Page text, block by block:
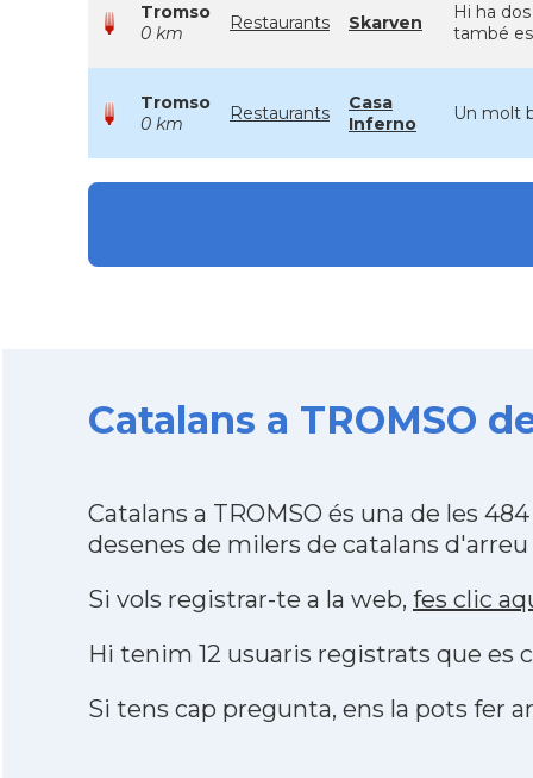
Tromso
0 km
Restaurants Skarven
Hi ha
també
Tromso
0 km
Restaurants
Casa
Inferno
Un molt
Catalans a TROMSO
Catalans a TROMSO és una de les
desenes de milers de catalans
Si vols registrar-te a la web, fes clic
Hi tenim 12 usuaris registrats que
Si tens cap pregunta, ens la pots fer